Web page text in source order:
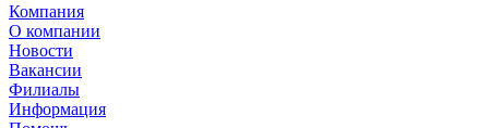
Компания
О компании
Новости
Вакансии
Филиалы
Информация